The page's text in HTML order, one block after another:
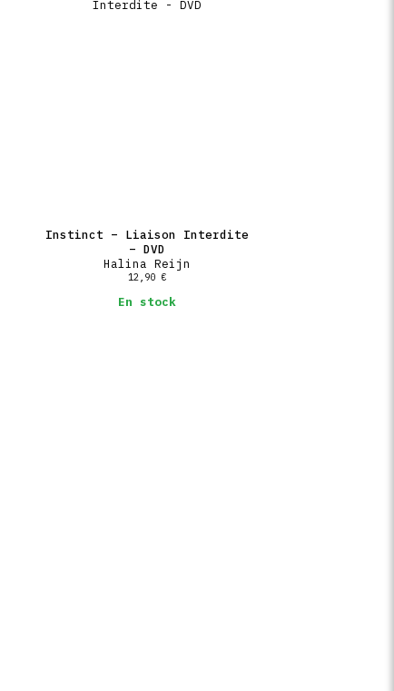
Instinct – Liaison Interdite
– DVD
Halina Reijn
12,90 €
En stock